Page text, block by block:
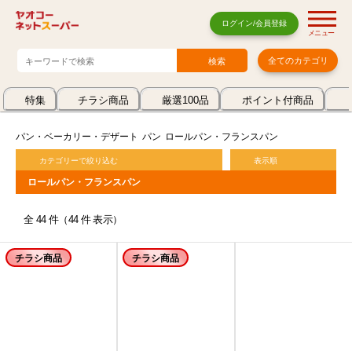
ログイン/会員登録
メニュー
全てのカテゴリ
特集 チラシ商品 厳選100品 ポイント付商品
パン・ベーカリー・デザート パン ロールパン・フランスパン
カテゴリーで絞り込む 表示順
ロールパン・フランスパン
全 44 件（44 件 表示）
チラシ商品 チラシ商品